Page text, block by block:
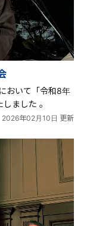
おいて「令和8年
ました 。
2026年02月10日 更新